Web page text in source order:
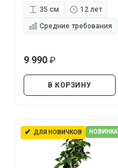
35 см
12 лет
Средние требования
9 990
В КОРЗИНУ
✔ ДЛЯ НОВИЧКОВ НОВИНКА